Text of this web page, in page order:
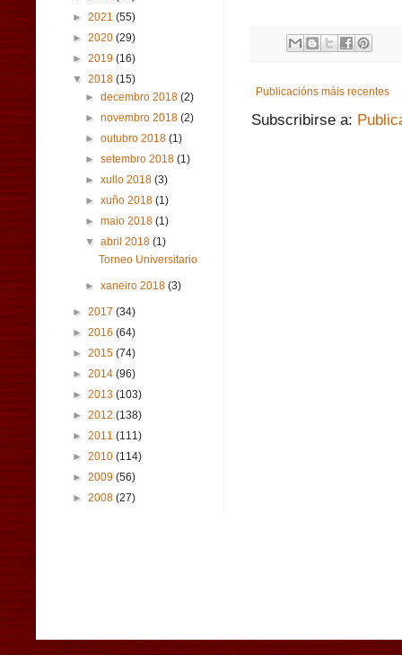
Publicacións máis recentes
Subscribirse a:
► 2021 (55)
► 2020 (29)
► 2019 (16)
▼ 2018 (15)
►decembro 2018(2)
►novembro 2018(2)
►outubro 2018(1)
►setembro 2018(1)
►xullo 2018(3)
►xuño 2018(1)
►maio 2018(1)
▼abril 2018(1)
Torneo Universitario
►xaneiro 2018(3)
► 2017 (34)
► 2016 (64)
► 2015 (74)
► 2014 (96)
► 2013 (103)
► 2012 (138)
► 2011 (111)
► 2010 (114)
► 2009 (56)
► 2008 (27)